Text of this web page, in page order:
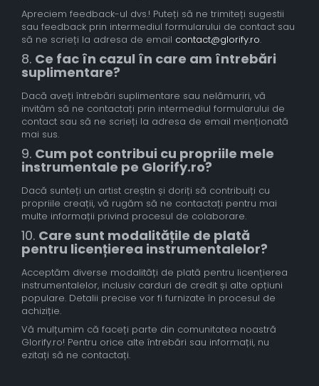
Apreciem feedback-ul dvs.! Puteți să ne trimiteți sugestii
sau feedback prin intermediul formularului de contact sau
să ne scrieți la adresa de email contact@glorify.ro.
8. Ce fac în cazul în care am întrebări
suplimentare?
Dacă aveți întrebări suplimentare sau nelămuriri, vă
invităm să ne contactați prin intermediul formularului de
contact sau să ne scrieți la adresa de email menționată
mai sus.
9. Cum pot contribui cu propriile mele
instrumentale pe Glorify.ro?
Dacă sunteți un artist creștin și doriți să contribuiți cu
propriile creații, vă rugăm să ne contactați pentru mai
multe informații privind procesul de colaborare.
10. Care sunt modalitățile de plată
pentru licențierea instrumentalelor?
Acceptăm diverse modalități de plată pentru licențierea
instrumentalelor, inclusiv carduri de credit și alte opțiuni
populare. Detalii precise vor fi furnizate în procesul de
achiziție.
Vă mulțumim că faceți parte din comunitatea noastră
Glorify.ro! Pentru orice alte întrebări sau informații, nu
ezitați să ne contactați.